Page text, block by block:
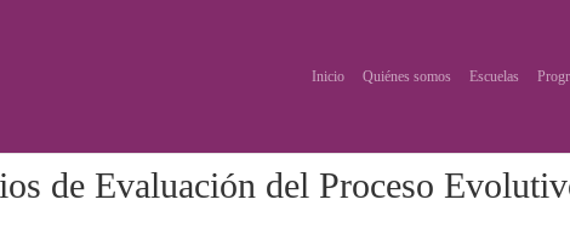
Inicio Quiénes somos Escuelas
de Evaluación del Proceso